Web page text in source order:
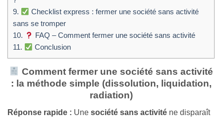
9.
Checklist express : fermer une société sans activité
sans se tromper
10.
FAQ – Comment fermer une société sans activité
11.
Conclusion
Comment fermer une société sans activité
: la méthode simple (dissolution, liquidation,
radiation)
Réponse rapide : Une société sans activité ne disparaît